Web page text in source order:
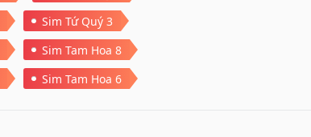
Sim Tứ Quý 3
Sim Tam Hoa 8
Sim Tam Hoa 6